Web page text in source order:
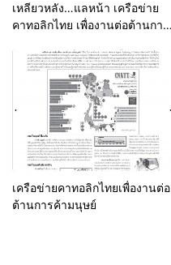
เหลียวหลัง…แลหน้า เครือข่าย
คาทอลิกไทย เพื่องานต่อต้านการ
เครือข่ายคาทอลิกไทยเพื่องานต่อ
ต้านการค้ามนุษย์